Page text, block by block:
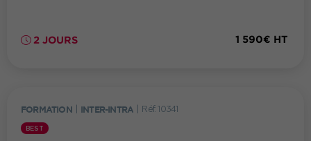
2 JOURS 1 590€ HT
FORMATION INTER-INTRA Réf. 10341
BEST